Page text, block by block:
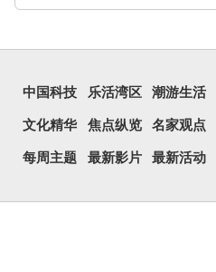
中国科技 乐活湾区 潮游生活
文化精华 焦点纵览 名家观点
每周主题 最新影片 最新活动